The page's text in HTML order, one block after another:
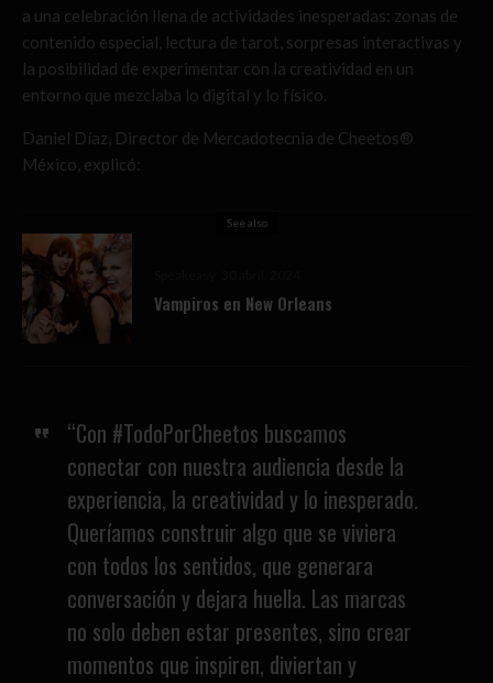
a una celebración llena de actividades inesperadas: zonas de
contenido especial, lectura de tarot, sorpresas interactivas y
la posibilidad de experimentar con la creatividad en un
entorno que mezclaba lo digital y lo físico.
Daniel Díaz, Director de Mercadotecnia de Cheetos®
México, explicó:
See also
Vampiros en New Orleans
“Con #TodoPorCheetos buscamos
conectar con nuestra audiencia desde la
experiencia, la creatividad y lo inesperado.
Queríamos construir algo que se viviera
con todos los sentidos, que generara
conversación y dejara huella. Las marcas
no solo deben estar presentes, sino crear
momentos que inspiren, diviertan y